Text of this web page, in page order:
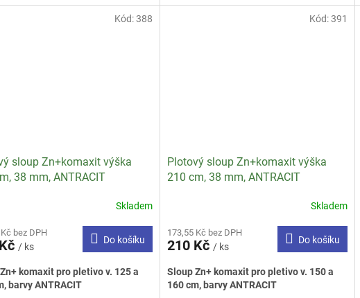
sloup Zn+komaxit výška
38 mm, ANTRACIT
Skladem
bez DPH
/ ks
Do košíku
komaxit pro pletivo v. 125 a
barvy ANTRACIT
Kód:388
Plotový sloup Zn+komaxit výška
210 cm, 38 mm, ANTRACIT
Skladem
173,55 Kč bez DPH
210 Kč / ks
Do košíku
Sloup Zn+ komaxit pro pletivo v. 150 a
160 cm, barvy ANTRACIT
Kód:391